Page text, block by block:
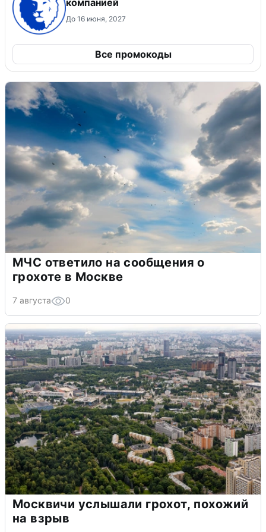
До 16 июня, 2027
Все промокоды
МЧС ответило на сообщения о
грохоте в Москве
7 августа 0
Москвичи услышали грохот, похожий
на взрыв